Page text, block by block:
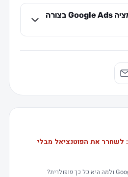
כיצד להטמיע אוטומציה Google Ads בצורה
אוטומציה Google Ads: לשחרר את הפוטנציאל מבלי